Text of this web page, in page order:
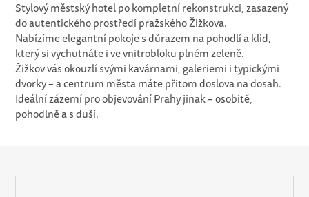
Stylový městský hotel po kompletní rekonstrukci, zasazený
do autentického prostředí pražského Žižkova.
Nabízíme elegantní pokoje s důrazem na pohodlí a klid,
který si vychutnáte i ve vnitrobloku plném zeleně.
Žižkov vás okouzlí svými kavárnami, galeriemi i typickými
dvorky – a centrum města máte přitom doslova na dosah.
Ideální zázemí pro objevování Prahy jinak – osobitě,
pohodlně a s duší.